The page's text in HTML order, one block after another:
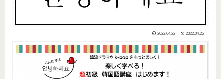
2022.04.22 2022.04.25